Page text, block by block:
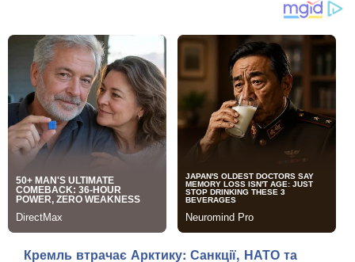
Кремль втрачає Арктику: Санкції, НАТО та